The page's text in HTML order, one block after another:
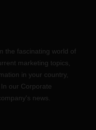
the fascinating world of
marketing topics,
in your country,
our Corporate
news.